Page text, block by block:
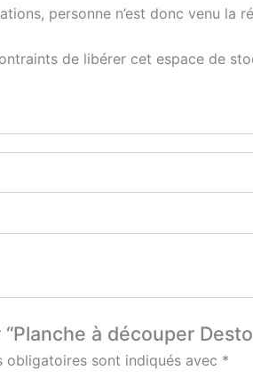
personne n’est donc venu la
de libérer cet espace de
à découper
obligatoires sont indiqués avec *